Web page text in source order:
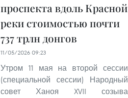
проспекта вдоль Красной
реки стоимостью почти
737 трлн донгов
11/05/2026 09:23
Утром 11 мая на второй сессии
(специальной сессии) Народный
совет Ханоя XVII созыва